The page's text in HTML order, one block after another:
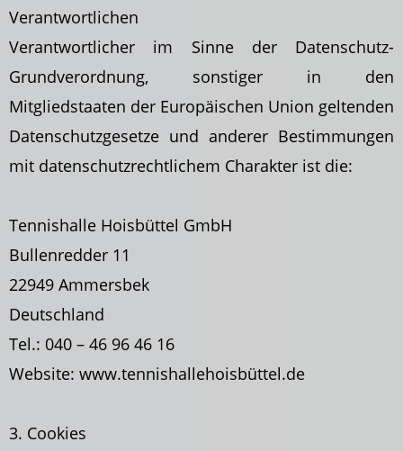
Verantwortlichen
Verantwortlicher im Sinne der Datenschutz-
Grundverordnung, sonstiger in den
Mitgliedstaaten der Europäischen Union geltenden
Datenschutzgesetze und anderer Bestimmungen
mit datenschutzrechtlichem Charakter ist die:
Tennishalle Hoisbüttel GmbH
Bullenredder 11
22949 Ammersbek
Deutschland
Tel.: 040 – 46 96 46 16
Website: www.tennishallehoisbüttel.de
3. Cookies